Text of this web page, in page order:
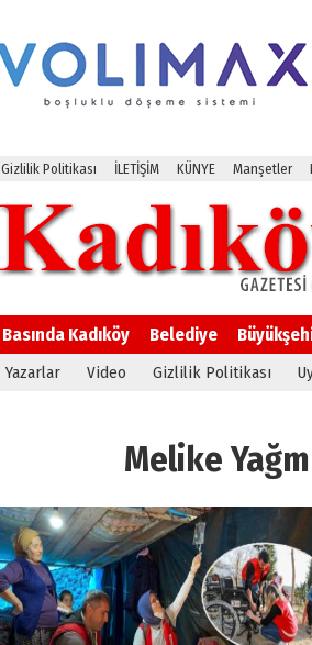
Gizlilik Politikası İLETİŞİM KÜNYE Manşetler
Basında Kadıköy Belediye
Yazarlar Video Gizlilik Politikası
Melike